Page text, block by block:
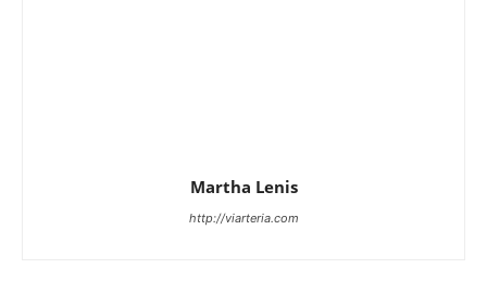
Martha Lenis
http://viarteria.com